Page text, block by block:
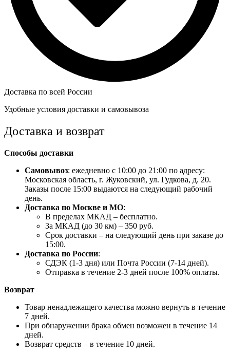
Доставка по всей России
Удобные условия доставки и самовывоза
Доставка и возврат
Способы доставки
Самовывоз: ежедневно с 10:00 до 21:00 по адресу:
Московская область, г. Жуковский, ул. Гудкова, д. 20.
Заказы после 15:00 выдаются на следующий рабочий
день.
Доставка по Москве и МО:
В пределах МКАД – бесплатно.
За МКАД (до 30 км) – 350 руб.
Срок доставки – на следующий день при заказе до
15:00.
Доставка по России:
СДЭК (1-3 дня) или Почта России (7-14 дней).
Отправка в течение 2-3 дней после 100% оплаты.
Возврат
Товар ненадлежащего качества можно вернуть в течение
7 дней.
При обнаружении брака обмен возможен в течение 14
дней.
Возврат средств – в течение 10 дней.